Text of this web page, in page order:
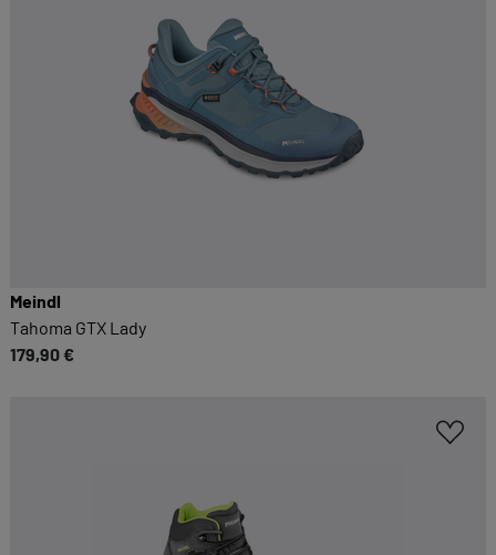
KOMFORTFUNKTIONEN
Wir möchten die Bedienung dieses Shops für
Sie möglichst komfortabel gestalten.
Cookie-Informationen anzeigen
Meindl
Tahoma GTX Lady
179,90 €